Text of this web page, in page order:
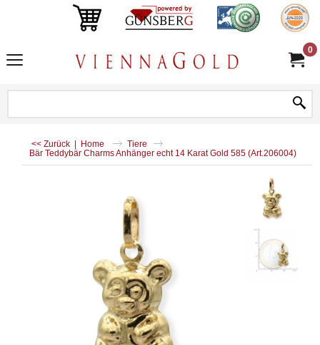
0
<< Zurück | Home
Tiere
Bär Teddybär Charms Anhänger echt 14 Karat Gold 585 (Art.206004)